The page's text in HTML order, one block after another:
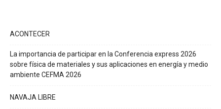
ACONTECER
La importancia de participar en la Conferencia express 2026
sobre física de materiales y sus aplicaciones en energía y medio
ambiente CEFMA 2026
NAVAJA LIBRE